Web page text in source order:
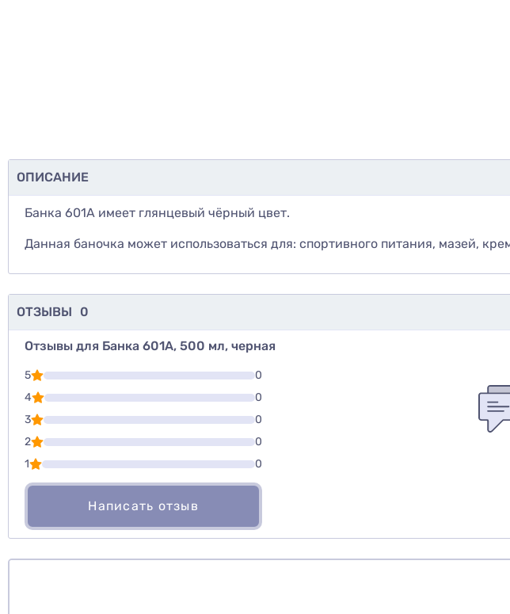
ОПИСАНИЕ
Банка 601А имеет глянцевый чёрный цвет.
Данная баночка может использоваться для: спортивного питания, мазей,
ОТЗЫВЫ 0
Отзывы для Банка 601А, 500 мл, черная
5
0
4
0
3
0
2
0
1
0
Написать отзыв